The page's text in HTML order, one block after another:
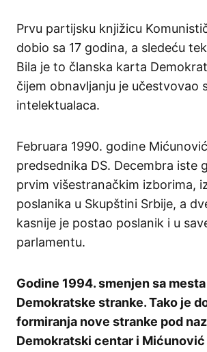
Prvu partijsku knjižicu
dobio sa 17 godina, a sledeću
Bila je to članska karta
čijem obnavljanju je učestvovao
intelektualaca.
Februara 1990. godine
predsednika DS. Decembra iste
prvim višestranačkim izborima,
poslanika u Skupštini Srbije, a
kasnije je postao poslanik i u
parlamentu.
Godine 1994. smenjen sa
Demokratske stranke. Tako je
formiranja nove stranke pod
Demokratski centar i